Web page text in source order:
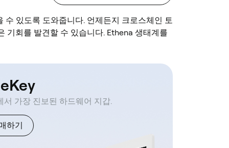
있도록 도와줍니다. 언제든지 크로스체인 토
기회를 발견할 수 있습니다. Ethena 생태계를
서 가장 진보된 하드웨어 지갑.
하기